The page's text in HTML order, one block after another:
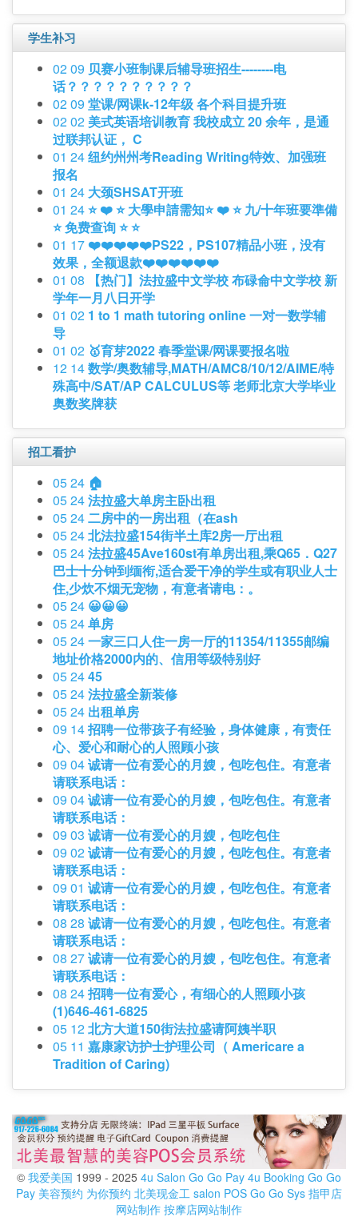
学生补习
02 09 贝赛小班制课后辅导班招生--------电
话？？？？？？？？？？
02 09 堂课/网课k-12年级 各个科目提升班
02 02 美式英语培训教育 我校成立 20 余年，是通
过联邦认证， C
01 24纽约州州考Reading Writing特效、加强班
报名
01 24 大颈SHSAT开班
01 24⭐️ ❤️ ⭐️ 大學申請需知⭐️ ❤️ ⭐️ 九/十年班要準備
⭐️ 免费查询 ⭐️ ⭐️
01 17 ❤️❤️❤️❤️❤️PS22，PS107精品小班，没有
效果，全额退款❤️❤️❤️❤️❤️❤️
01 08
【热门】法拉盛中文学校 布碌侖中文学校 新
学年一月八日开学
01 02 1 to 1 math tutoring online 一对一数学辅
导
01 02 🥇育芽2022 春季堂课/网课要报名啦
12 14数学/奥数辅导,MATH/AMC8/10/12/AIME/特
殊高中/SAT/AP CALCULUS等 老师北京大学毕业
奥数奖牌获
招工看护
05 24 🏠
05 24法拉盛大单房主卧出租
05 24二房中的一房出租（在ash
05 24北法拉盛154街半土库2房一厅出租
05 24法拉盛45Ave160st有单房出租,乘Q65．Q27
巴士十分钟到缅衔,适合爱干净的学生或有职业人士
住,少炊不烟无宠物，有意者请电：。
05 24 😀😀😀
05 24单房
05 24一家三口人住一房一厅的11354/11355邮编
地址价格2000内的、信用等级特别好
05 2445
05 24法拉盛全新装修
05 24 出租单房
09 14招聘一位带孩子有经验，身体健康，有责任
心、爱心和耐心的人照顾小孩
09 04诚请一位有爱心的月嫂，包吃包住。有意者
请联系电话：
09 04诚请一位有爱心的月嫂，包吃包住。有意者
请联系电话：
09 03 诚请一位有爱心的月嫂，包吃包住
09 02诚请一位有爱心的月嫂，包吃包住。有意者
请联系电话：
09 01 诚请一位有爱心的月嫂，包吃包住。有意者
请联系电话：
08 28 诚请一位有爱心的月嫂，包吃包住。有意者
请联系电话：
08 27诚请一位有爱心的月嫂，包吃包住。有意者
请联系电话：
08 24招聘一位有爱心，有细心的人照顾小孩
(1)646-461-6825
05 12北方大道150街法拉盛请阿姨半职
05 11 嘉康家访护士护理公司（ Americare a
Tradition of Caring)
© 我爱美国 1999 - 2025 4u Salon Go Go Pay 4u Booking Go Go
Pay 美容预约 为你预约 北美现金工 salon POS Go Go Sys 指甲店
网站制作 按摩店网站制作